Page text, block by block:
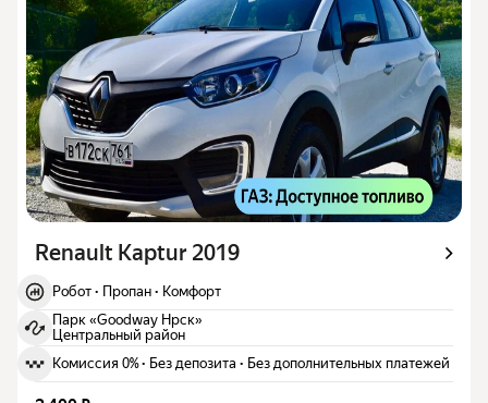
Renault Kaptur 2019
Робот · Пропан · Комфорт
Парк «Goodway Нрск»
Центральный район
Комиссия 0%· Без депозита · Без дополнительных платежей